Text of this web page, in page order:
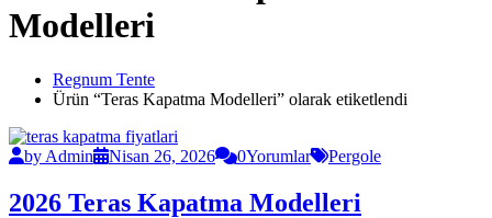
Modelleri
Regnum Tente
Ürün “Teras Kapatma Modelleri” olarak etiketlendi
by Admin Nisan 26, 2026 0Yorumlar Pergole
2026 Teras Kapatma Modelleri